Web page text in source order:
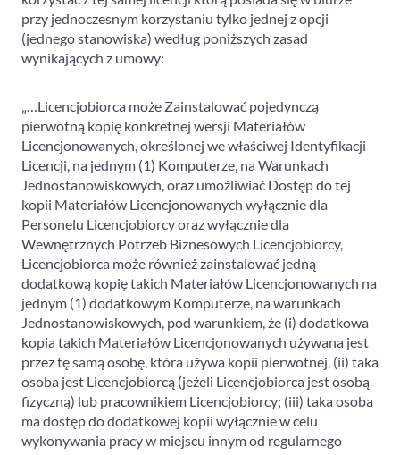
przy jednoczesnym korzystaniu tylko jednej z opcji
(jednego stanowiska) według poniższych zasad
wynikających z umowy:
„…Licencjobiorca może Zainstalować pojedynczą
pierwotną kopię konkretnej wersji Materiałów
Licencjonowanych, określonej we właściwej Identyfikacji
Licencji, na jednym (1) Komputerze, na Warunkach
Jednostanowiskowych, oraz umożliwiać Dostęp do tej
kopii Materiałów Licencjonowanych wyłącznie dla
Personelu Licencjobiorcy oraz wyłącznie dla
Wewnętrznych Potrzeb Biznesowych Licencjobiorcy,
Licencjobiorca może również zainstalować jedną
dodatkową kopię takich Materiałów Licencjonowanych na
jednym (1) dodatkowym Komputerze, na warunkach
Jednostanowiskowych, pod warunkiem, że (i) dodatkowa
kopia takich Materiałów Licencjonowanych używana jest
przez tę samą osobę, która używa kopii pierwotnej, (ii) taka
osoba jest Licencjobiorcą (jeżeli Licencjobiorca jest osobą
fizyczną) lub pracownikiem Licencjobiorcy; (iii) taka osoba
ma dostęp do dodatkowej kopii wyłącznie w celu
wykonywania pracy w miejscu innym od regularnego